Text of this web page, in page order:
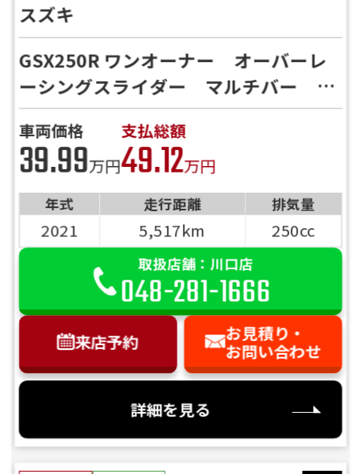
スズキ
GSX250R ワンオーナー オーバーレ
ーシングスライダー マルチバー
USB電源【HP見た！で川口店限定特
典有】
車両価格
39.99万円
支払総額
49.12万円
年式 走行距離 排気量
2021 5,517km 250cc
取扱店舗：川口店
048-281-1666
来店予約
お見積り・
お問い合わせ
詳細を見る